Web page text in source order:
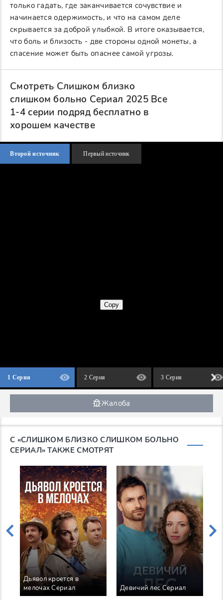
только гадать, где заканчивается сочувствие и
начинается одержимость, и что на самом деле
скрывается за доброй улыбкой. В итоге оказывается,
что боль и близость - две стороны одной монеты, а
спасение может быть опаснее самой угрозы.
Смотреть Слишком близко
слишком больно Сериал 2025 Все
1-4 серии подряд бесплатно в
хорошем качестве
Второй источник Первый источник
1 Серия 2 Серия 3 Серия
Жалоба
С «СЛИШКОМ БЛИЗКО СЛИШКОМ БОЛЬНО
СЕРИАЛ» ТАКЖЕ СМОТРЯТ
Дьявол кроется в
мелочах Сериал
Девичий лес Сериал